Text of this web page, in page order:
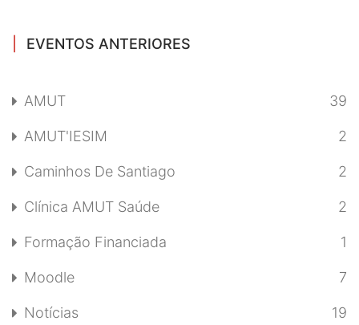
EVENTOS ANTERIORES
AMUT 39
AMUT'IESIM 2
Caminhos De Santiago 2
Clínica AMUT Saúde 2
Formação Financiada 1
Moodle 7
Notícias 19